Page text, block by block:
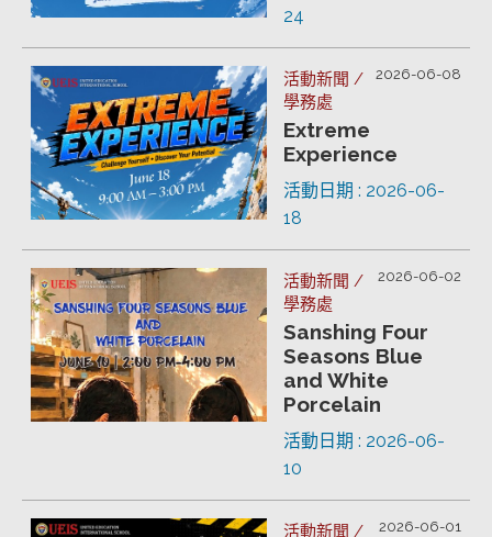
24
2026-06-08
活動新聞 /
學務處
Extreme
Experience
活動日期 : 2026-06-
18
2026-06-02
活動新聞 /
學務處
Sanshing Four
Seasons Blue
and White
Porcelain
活動日期 : 2026-06-
10
2026-06-01
活動新聞 /